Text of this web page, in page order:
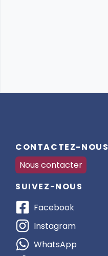
CONTACTEZ-NOUS
Nous contacter
SUIVEZ-NOUS
Facebook
Instagram
WhatsApp